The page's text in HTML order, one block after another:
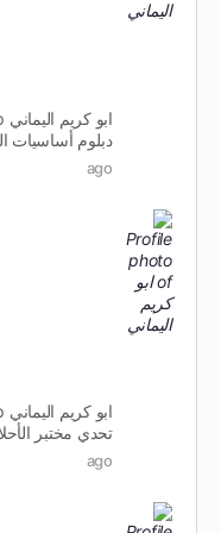
ابو كريم اليماني
دبلوم أساسيات
ago
ابو كريم اليماني
تحدي مختبر الأحلام
ago